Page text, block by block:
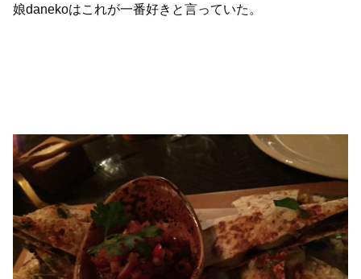
娘danekoはこれが一番好きと言っていた。